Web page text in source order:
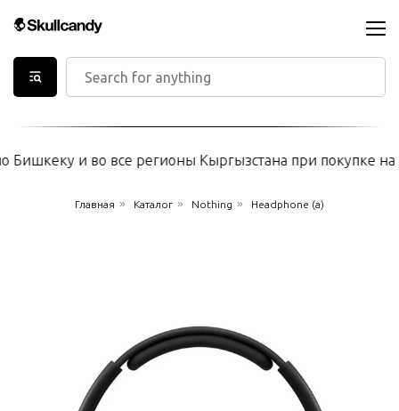
и во все регионы Кыргызстана при покупке на
Главная » Каталог » Nothing » Headphone (a)